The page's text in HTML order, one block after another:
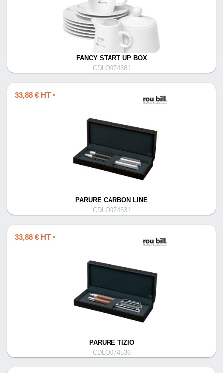
FANCY START UP BOX
CDLO074381
33,88 € HT *
PARURE CARBON LINE
CDLO074531
33,88 € HT *
PARURE TIZIO
CDLO074536